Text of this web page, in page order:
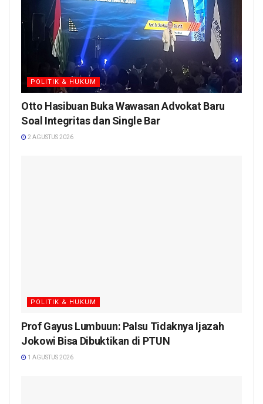
POLITIK & HUKUM
Otto Hasibuan Buka Wawasan Advokat Baru
Soal Integritas dan Single Bar
2 AGUSTUS 2026
POLITIK & HUKUM
Prof Gayus Lumbuun: Palsu Tidaknya Ijazah
Jokowi Bisa Dibuktikan di PTUN
1 AGUSTUS 2026